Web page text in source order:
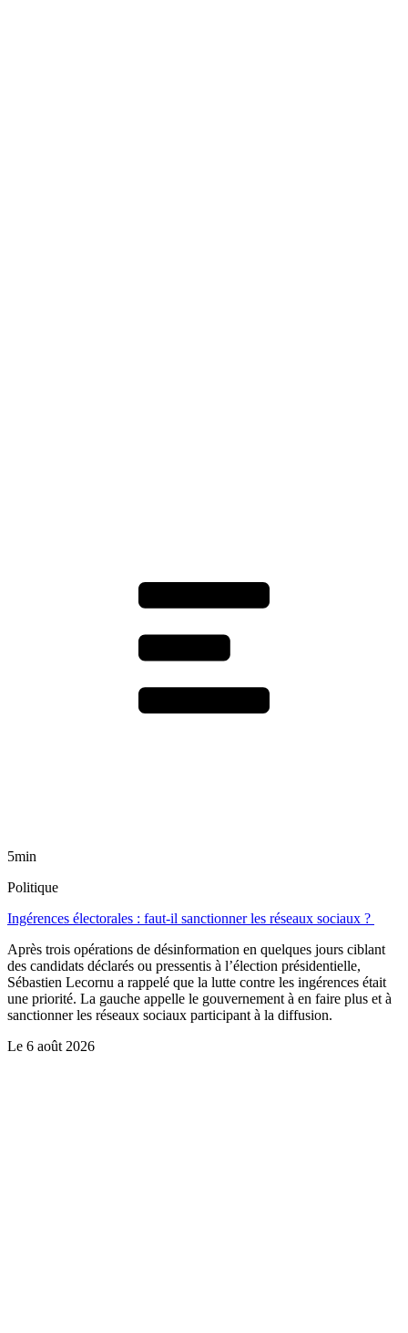
5min
Politique
Ingérences électorales : faut-il sanctionner les réseaux sociaux ?
Après trois opérations de désinformation en quelques jours ciblant
des candidats déclarés ou pressentis à l’élection présidentielle,
Sébastien Lecornu a rappelé que la lutte contre les ingérences était
une priorité. La gauche appelle le gouvernement à en faire plus et à
sanctionner les réseaux sociaux participant à la diffusion.
Le 6 août 2026